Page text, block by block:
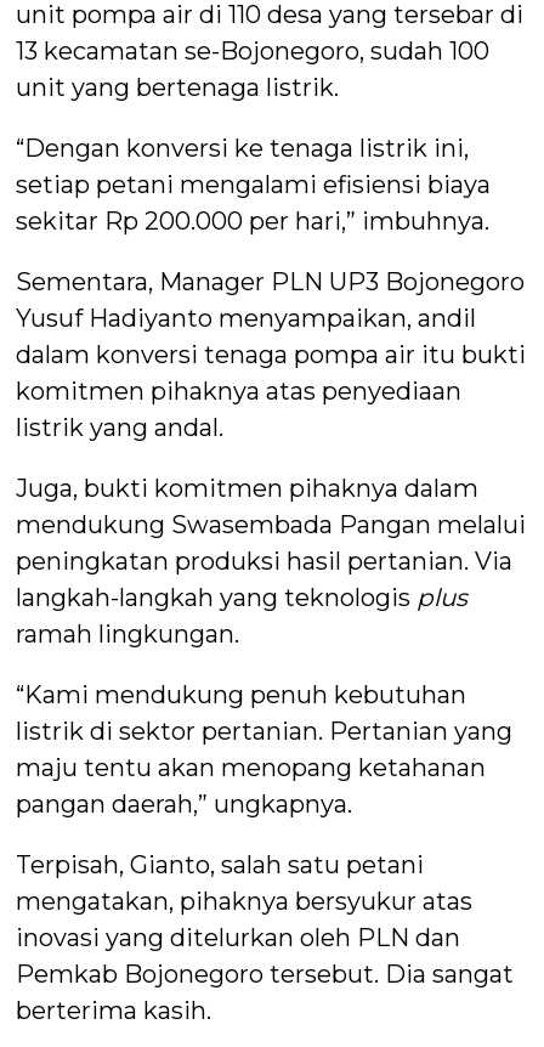
unit pompa air di 110 desa yang tersebar di
13 kecamatan se-Bojonegoro, sudah 100
unit yang bertenaga listrik.
“Dengan konversi ke tenaga listrik ini,
setiap petani mengalami efisiensi biaya
sekitar Rp 200.000 per hari,” imbuhnya.
Sementara, Manager PLN UP3 Bojonegoro
Yusuf Hadiyanto menyampaikan, andil
dalam konversi tenaga pompa air itu bukti
komitmen pihaknya atas penyediaan
listrik yang andal.
Juga, bukti komitmen pihaknya dalam
mendukung Swasembada Pangan melalui
peningkatan produksi hasil pertanian. Via
langkah-langkah yang teknologis plus
ramah lingkungan.
“Kami mendukung penuh kebutuhan
listrik di sektor pertanian. Pertanian yang
maju tentu akan menopang ketahanan
pangan daerah,” ungkapnya.
Terpisah, Gianto, salah satu petani
mengatakan, pihaknya bersyukur atas
inovasi yang ditelurkan oleh PLN dan
Pemkab Bojonegoro tersebut. Dia sangat
berterima kasih.